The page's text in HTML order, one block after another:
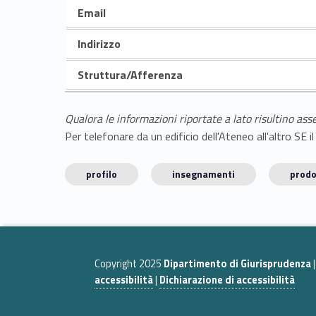
Email
Indirizzo
Struttura/Afferenza
Qualora le informazioni riportate a lato risultino
Per telefonare da un edificio dell'Ateneo all'altro
profilo insegnamenti
Copyright 2025 Dipartimento di Giurisprudenza|
accessibilità| Dichiarazione di accessibilità